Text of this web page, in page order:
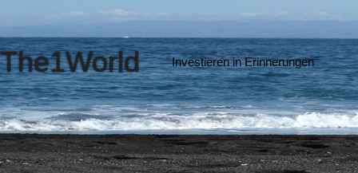
The1World Investieren in Erinnerungen